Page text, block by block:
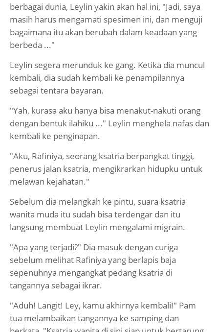
berbagai dunia, Leylin yakin akan hal ini, "Jadi, saya
masih harus mengamati spesimen ini, dan menguji
bagaimana itu akan berubah dalam keadaan yang
berbeda ..."
Leylin segera merunduk ke gang. Ketika dia muncul
kembali, dia sudah kembali ke penampilannya
sebagai tentara bayaran.
"Yah, kurasa aku hanya bisa menakut-nakuti orang
dengan bentuk ilahiku ..." Leylin menghela nafas dan
kembali ke penginapan.
"Aku, Rafiniya, seorang ksatria berpangkat tinggi,
penerus jalan ksatria, mengikrarkan hidupku untuk
melawan kejahatan."
Sebelum dia melangkah ke pintu, suara ksatria
wanita muda itu sudah bisa terdengar dan itu
langsung membuat Leylin mengalami migrain.
"Apa yang terjadi?" Dia masuk dengan curiga
sebelum melihat Rafiniya yang berlapis baja
sepenuhnya mengangkat pedang ksatria di
tangannya sebagai ikrar.
"Aduh! Langit! Ley, kamu akhirnya kembali!" Pam
tua melambaikan tangannya ke samping dan